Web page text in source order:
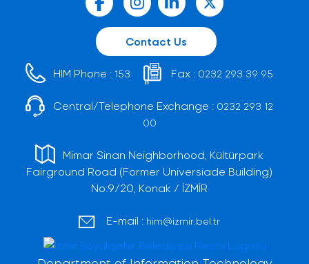
Contact Us
HIM Phone : 153 Fax : 0232 293 39 95
Central/Telephone Exchange : 0232 293 12
00
Mimar Sinan Neighborhood, Kültürpark
Fairground Road (Former Universiade Building)
No:9/20, Konak / İZMİR
E-mail : him@izmir.bel.tr